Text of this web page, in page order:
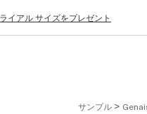
イアル サイズをプレゼント
サンプル >